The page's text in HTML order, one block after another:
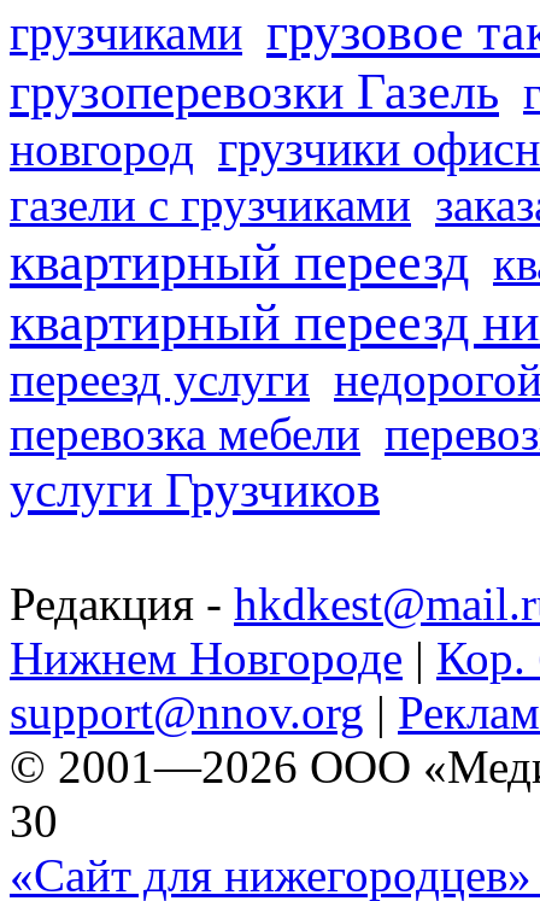
грузчиками грузовое
грузоперевозки Газель
новгород грузчики
газели с грузчиками
квартирный переезд
квартирный переезд
переезд услуги
перевозка мебели
услуги Грузчиков
Редакция -
Нижнем Новгороде | Кор.
support@nnov.org |
© 2001—2026 ООО
30
«Сайт для нижегородцев»